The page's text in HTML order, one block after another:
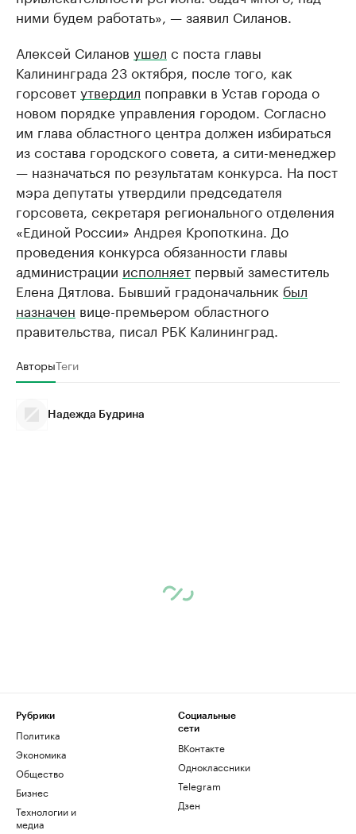
ними будем работать», — заявил Силанов.
Алексей Силанов ушел с поста главы
Калининграда 23 октября, после того, как
горсоветутвердил поправки в Устав города о
новом порядке управления городом. Согласно
им глава областного центра должен избираться
из состава городского совета, а сити-менеджер
— назначаться по результатам конкурса. На пост
мэра депутаты утвердили председателя
горсовета, секретаря регионального отделения
«Единой России» Андрея Кропоткина. До
проведения конкурса обязанности главы
администрации исполняет первый заместитель
Елена Дятлова. Бывший градоначальник был
назначен вице-премьером областного
правительства, писал РБК Калининград.
АвторыТеги
Надежда Будрина
Рубрики
Политика
Экономика
Общество
Бизнес
Технологии и
медиа
Социальные
сети
ВКонтакте
Одноклассники
Telegram
Дзен